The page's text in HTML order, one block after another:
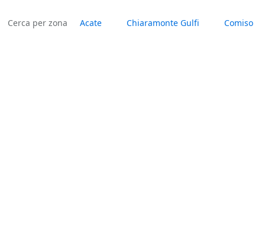
Cerca per zona Acate Chiaramonte Gulfi Comiso